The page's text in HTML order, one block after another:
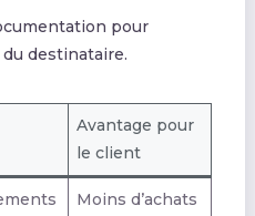
pour
destinataire.
Avantage pour
le client
Moins d’achats